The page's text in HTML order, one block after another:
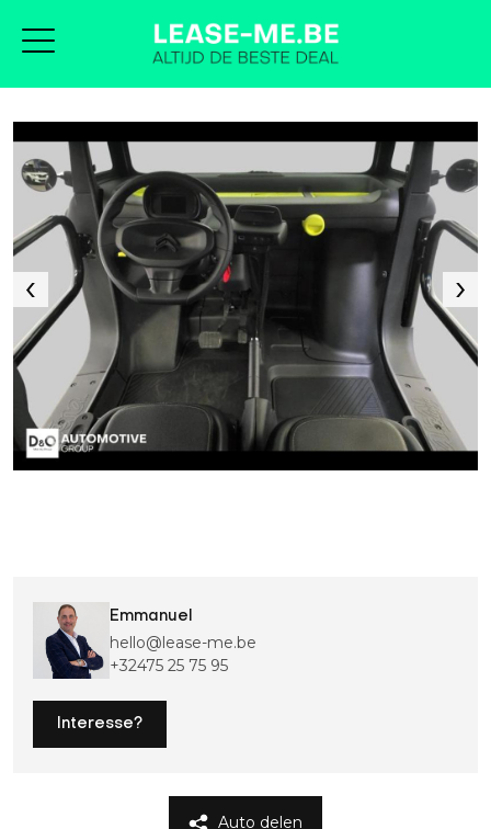
Emmanuel
hello@lease-me.be
+32475 25 75 95
Interesse?
Auto delen